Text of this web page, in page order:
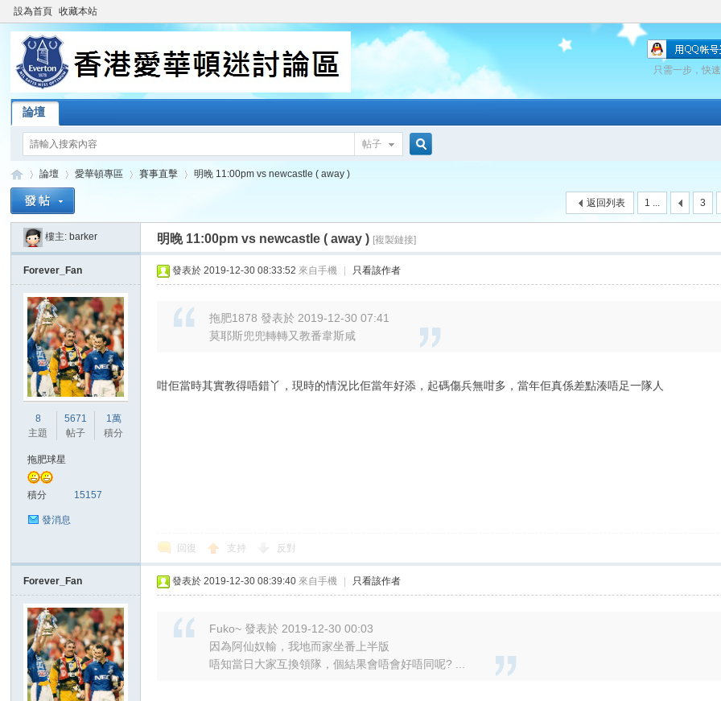
設為首頁 收藏本站
只需一步，快
論壇
帖子
索
愛
»
論壇
›
愛華頓專區 賽事直擊
›
明晚 11:00pm vs newcastle ( away )
1 ... 3
返回列表
樓主: barker 明晚 11:00pm vs newcastle ( away ) [複製鏈接]
Forever_Fan
8
主題
5671
帖子
1萬
積分
拖肥球星
積分 15157
發消息
發表於 2019-12-30 08:33:52 來自手機 只看該作者
拖肥1878 發表於 2019-12-30 07:41
莫耶斯兜兜轉轉又教番韋斯咸
咁佢當時其實教得唔錯丫，現時的情況比佢當年好添，起碼傷兵無咁多，當年佢真係差點湊唔足一隊人
回復 支持 反對
Forever_Fan 發表於 2019-12-30 08:39:40 來自手機 只看該作者
Fuko~ 發表於 2019-12-30 00:03
因為阿仙奴輸，我地而家坐番上半版
唔知當日大家互換領隊，個結果會唔會好唔同呢? ...